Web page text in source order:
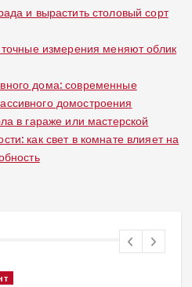
н
а
ц
и
а
и вырастить столовый сорт
измерения меняют облик
дома: современные
домостроения
в гараже или мастерской
как свет в комнате влияет на